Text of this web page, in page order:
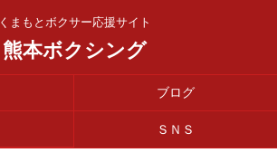
くまもとボクサー応援サイト
熊本ボクシング
ブログ
ＳＮＳ